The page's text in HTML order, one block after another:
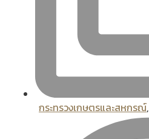
กระทรวงเกษตรและสหกรณ์,